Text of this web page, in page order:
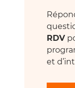
RDV
et